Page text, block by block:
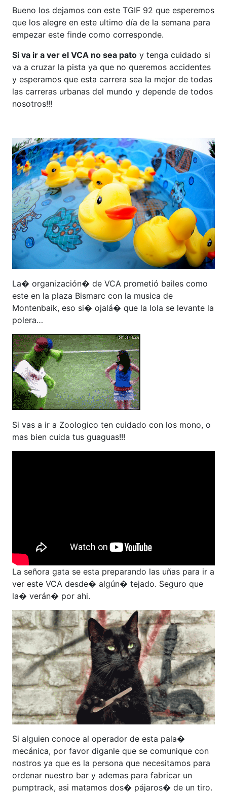
Bueno los dejamos con este TGIF 92 que esperemos
que los alegre en este ultimo día de la semana para
empezar este finde como corresponde.
Si va ir a ver el VCA no sea pato y tenga cuidado si
va a cruzar la pista ya que no queremos accidentes
y esperamos que esta carrera sea la mejor de todas
las carreras urbanas del mundo y depende de todos
nosotros!!!
La� organización� de VCA prometió bailes como
este en la plaza Bismarc con la musica de
Montenbaik, eso si� ojalá� que la lola se levante la
polera…
Si vas a ir a Zoologico ten cuidado con los mono, o
mas bien cuida tus guaguas!!!
La señora gata se esta preparando las uñas para ir a
ver este VCA desde� algún� tejado. Seguro que
la� verán� por ahi.
Si alguien conoce al operador de esta pala�
mecánica, por favor diganle que se comunique con
nostros ya que es la persona que necesitamos para
ordenar nuestro bar y ademas para fabricar un
pumptrack, asi matamos dos� pájaros� de un tiro.